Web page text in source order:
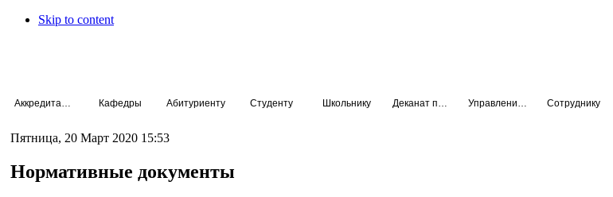
Skip to content
Кафедры Абитуриенту Студенту Школьнику Сотруднику
Пятница, 20 Март 2020 15:53
Нормативные документы